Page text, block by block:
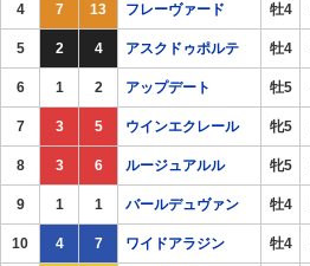
4 7 13 フレーヴァード 牡4
5 2 4 アスクドゥポルテ 牡4
6 1 2 アップデート 牡5
7 3 5 ウインエクレール 牝5
8 3 6 ルージュアルル 牝5
9 1 1 バールデュヴァン 牡4
10 4 7 ワイドアラジン 牡4